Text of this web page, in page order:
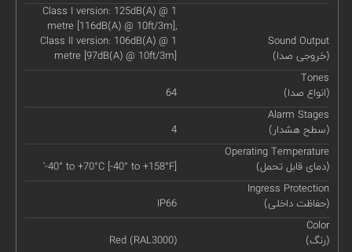
Sound Output
(خروجی صدا)
Class I version: 125dB(A) @ 1
metre [116dB(A) @ 10ft/3m],
Class II version: 106dB(A) @ 1
metre [97dB(A) @ 10ft/3m]
Tones
(انواع صدا)
64
Alarm Stages
(سطح هشدار)
4
Operating Temperature
(دمای قابل تحمل)
'-40° to +70°C [-40° to +158°F]
Ingress Protection
(حفاظت داخلی)
IP66
Color
(رنگ)
Red (RAL3000)